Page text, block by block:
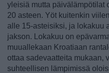
yleisiä mutta päivälämpötilat
20 asteen. Yöt kuitenkin
alle 15-asteisiksi, ja lokakuu
jakson. Lokakuu on
muuallekaan Kroatiaan
ottaa sadevaatteita mukaan,
suhteellisen lämpimissä